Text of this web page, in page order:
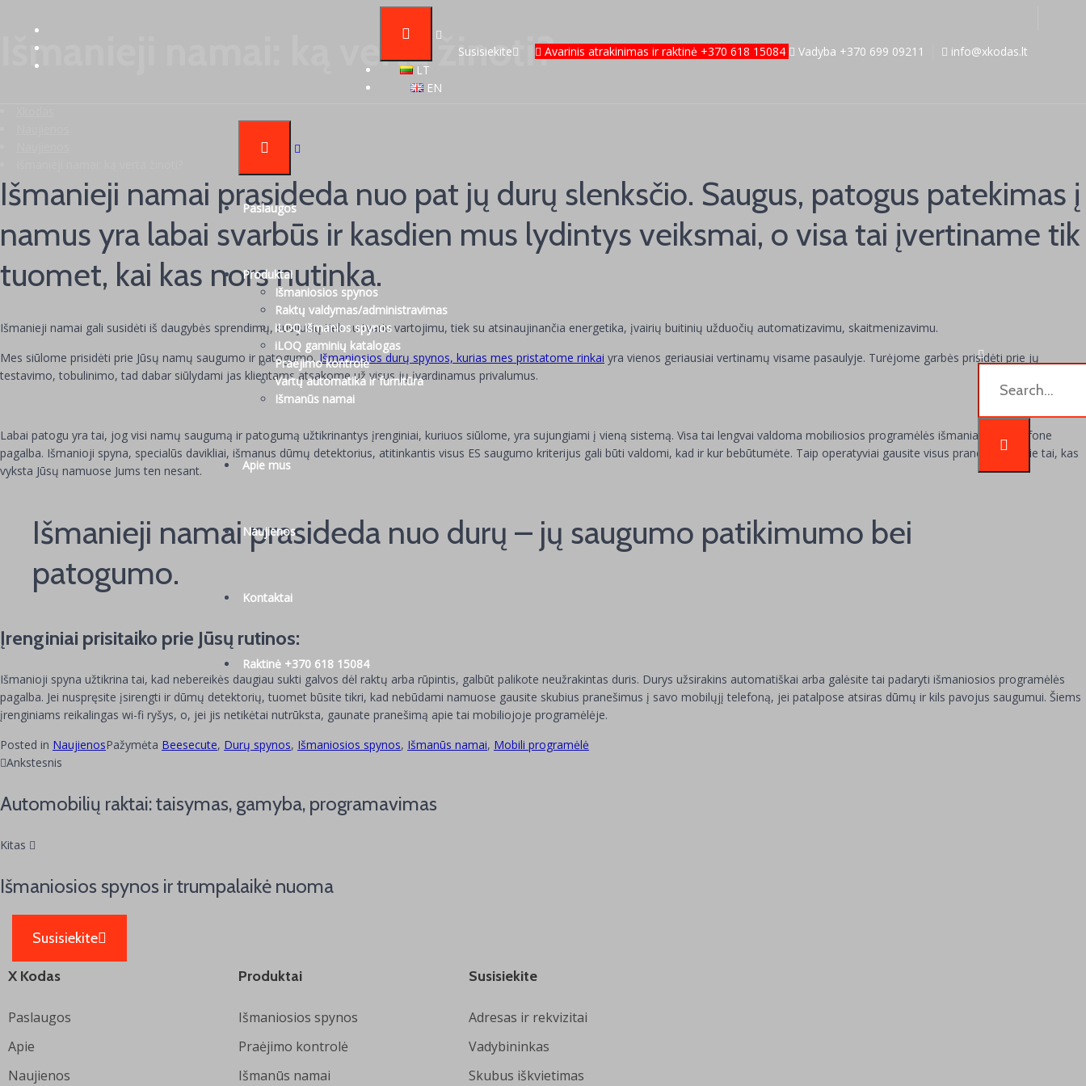
LT
EN
Susisiekite Avarinis atrakinimas ir raktinė +370 618 15084 Vadyba +370 699 09211 info@xkodas.lt
Paslaugos
Produktai
Išmaniosios spynos
Raktų valdymas/administravimas
iLOQ išmanios spynos
iLOQ gaminių katalogas
Praėjimo kontrolė
Vartų automatika ir furnitūra
Išmanūs namai
Apie mus
Naujienos
Kontaktai
Raktinė +370 618 15084
Išmanieji namai: ką verta žinoti?
Išmanieji namai prasideda nuo pat jų durų slenksčio. Saugus, patogus patekimas į
namus yra labai svarbūs ir kasdien mus lydintys veiksmai, o visa tai įvertiname tik
tuomet, kai kas nors nutinka.
Išmanieji namai gali susidėti iš daugybės sprendimų, susijusių tiek su tvariu vartojimu, tiek su atsinaujinančia energetika, įvairių buitinių užduočių automatizavimu, skaitmenizavimu.
Mes siūlome prisidėti prie Jūsų namų saugumo ir patogumo.Išmaniosios durų spynos, kurias mes pristatome rinkai yra vienos geriausiai vertinamų visame pasaulyje. Turėjome garbės prisidėti prie jų
testavimo, tobulinimo, tad dabar siūlydami jas klientams atsakome už visus jų įvardinamus privalumus.
Labai patogu yra tai, jog visi namų saugumą ir patogumą užtikrinantys įrenginiai, kuriuos siūlome, yra sujungiami į vieną sistemą. Visa tai lengvai valdoma mobiliosios programėlės išmaniajame telefone
pagalba. Išmanioji spyna, specialūs davikliai, išmanus dūmų detektorius, atitinkantis visus ES saugumo kriterijus gali būti valdomi, kad ir kur bebūtumėte. Taip operatyviai gausite visus pranešimus apie tai, kas
vyksta Jūsų namuose Jums ten nesant.
Išmanieji namai prasideda nuo durų – jų saugumo patikimumo bei
patogumo.
Įrenginiai prisitaiko prie Jūsų rutinos:
Išmanioji spyna užtikrina tai, kad nebereikės daugiau sukti galvos dėl raktų arba rūpintis, galbūt palikote neužrakintas duris. Durys užsirakins automatiškai arba galėsite tai padaryti išmaniosios programėlės
pagalba. Jei nuspręsite įsirengti ir dūmų detektorių, tuomet būsite tikri, kad nebūdami namuose gausite skubius pranešimus į savo mobilųjį telefoną, jei patalpose atsiras dūmų ir kils pavojus saugumui. Šiems
įrenginiams reikalingas wi-fi ryšys, o, jei jis netikėtai nutrūksta, gaunate pranešimą apie tai mobiliojoje programėlėje.
Posted in NaujienosPažymėta Beesecute, Durų spynos, Išmaniosios spynos, Išmanūs namai, Mobili programėlė
Ankstesnis
Automobilių raktai: taisymas, gamyba, programavimas
Kitas
Išmaniosios spynos ir trumpalaikė nuoma
Susisiekite
X Kodas
Paslaugos
Apie
Naujienos
Produktai
Išmaniosios spynos
Praėjimo kontrolė
Išmanūs namai
Susisiekite
Adresas ir rekvizitai
Vadybininkas
Skubus iškvietimas